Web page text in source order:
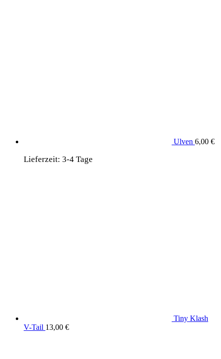
Ulven 6,00 €
Lieferzeit: 3-4 Tage
Tiny Klash
V-Tail 13,00 €